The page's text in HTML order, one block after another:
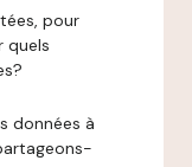
pour
quels
données à